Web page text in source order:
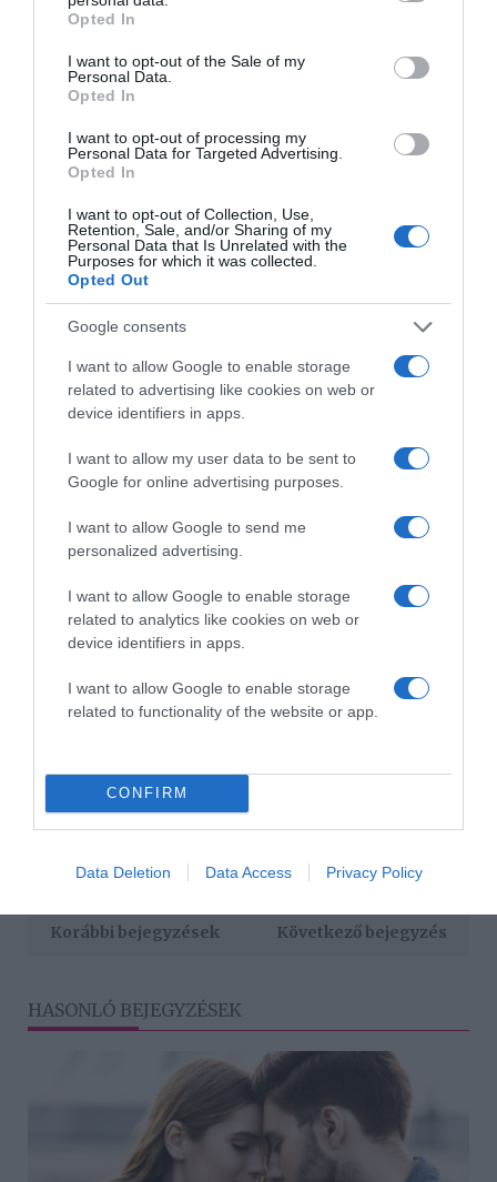
grant or deny consent to Google and its third-party tags to
use your data for below specified purposes in below Google
consent section.
Opted In
I want to opt-out of the Sale of my
Personal Data.
Opted In
I want to opt-out of processing my
Personal Data for Targeted Advertising.
Opted In
I want to opt-out of Collection, Use,
Retention, Sale, and/or Sharing of my
Personal Data that Is Unrelated with the
Purposes for which it was collected.
Opted Out
Google consents
I want to allow Google to enable storage
related to advertising like cookies on web or
device identifiers in apps.
I want to allow my user data to be sent to
Google for online advertising purposes.
I want to allow Google to send me
personalized advertising.
I want to allow Google to enable storage
related to analytics like cookies on web or
device identifiers in apps.
I want to allow Google to enable storage
related to functionality of the website or app.
CONFIRM
Data Deletion Data Access Privacy Policy
rozmaring méhösszehúzódásokat válthat ki.
bizonyos gyógyszerekkel, például vérhígítókkal, ezért
étrend-kiegészítőként való fogyasztása előtt érdemes
Két új infó a rozmaring kapcsán
rozmaring aromája képes csökkenteni a kortizol szintjét
a szervezetben, így hatékonyan mérsékli a stressz és a
szorongás tüneteit, ami pozitívan befolyásolja a
memóriát és a kognitív funkciók fenntartását.
Tanulási képesség javítása: Egy friss klinikai vizsgálat
kimutatta, hogy a rozmaring kivonat rendszeres
fogyasztása javíthatja a tanulási képességeket és a
figyelemmegosztást fiatal, egészséges felnőttek körében
Összegzés
természetes gyógynövény, amely tudományos
bizonyítékok szerint támogatja a memóriát, csökkenti a
védekezésben. Az antioxidánsokban gazdag növény
gyulladáscsökkentő és idegvédő hatású vegyületei révén
hozzájárulhat az agy egészségének megőrzéséhez. Ha
aromaterápiás eszközként használod, akkor egy
természetes, ősi csodát kínál a szellemi frissesség és a
Facebook
Címkék: praktika gyógynövény , gyógyító ,
rozmaring
Korábbi bejegyzések Következő bejegyzés
HASONLÓ BEJEGYZÉSEK